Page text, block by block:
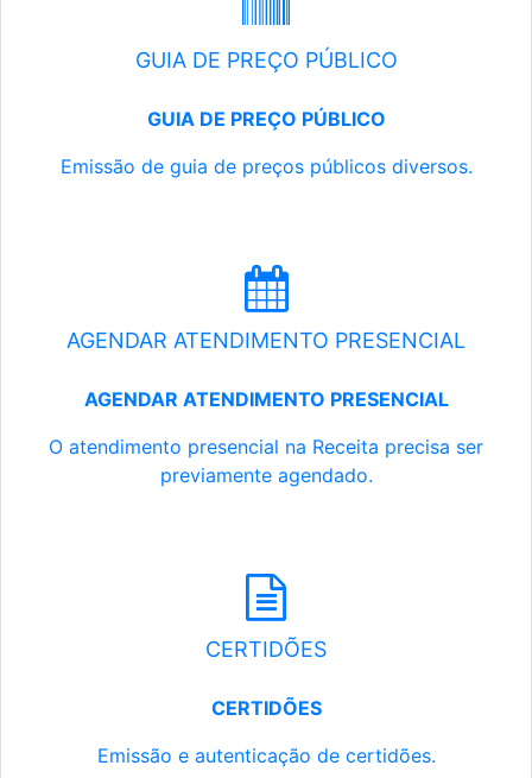
GUIA DE PREÇO PÚBLICO
GUIA DE PREÇO PÚBLICO
Emissão de guia de preços públicos diversos.
AGENDAR ATENDIMENTO PRESENCIAL
AGENDAR ATENDIMENTO PRESENCIAL
O atendimento presencial na Receita precisa ser
previamente agendado.
CERTIDÕES
CERTIDÕES
Emissão e autenticação de certidões.